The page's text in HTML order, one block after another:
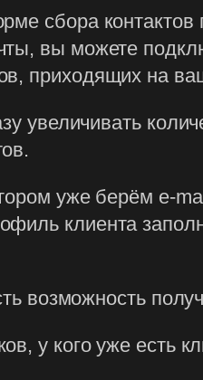
сбора
вы можете
приходящих на
увеличивать
уже берём e-
клиента
возможность
у кого уже есть